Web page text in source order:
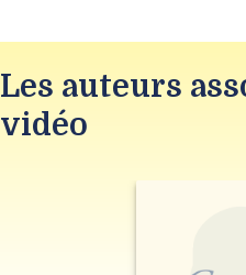
Les auteurs
vidéo